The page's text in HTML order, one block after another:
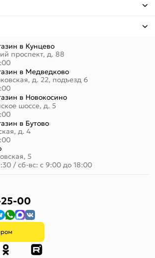
в Кунцево
проспект, д. 88
в Медведково
д. 22, подъезд 6
в Новокосино
шоссе, д. 5
в Бутово
д. 4
5
/ сб-вс: с 9:00 до 18:00
00